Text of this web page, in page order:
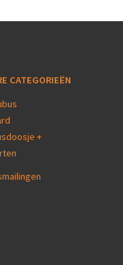
CATEGORIEËN
+